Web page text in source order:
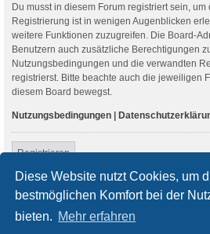
Diese Website nutzt Cookies, um
bestmöglichen Komfort bei der
bieten. Mehr erfahren
Du musst in diesem Forum registriert sein,
Registrierung ist in wenigen Augenblicken
weitere Funktionen zuzugreifen. Die Board-
Benutzern auch zusätzliche Berechtigungen
Nutzungsbedingungen und die verwandten
registrierst. Bitte beachte auch die jeweiligen
diesem Board bewegst.
Nutzungsbedingungen |
Registrieren
Startseite Foren-Übersicht